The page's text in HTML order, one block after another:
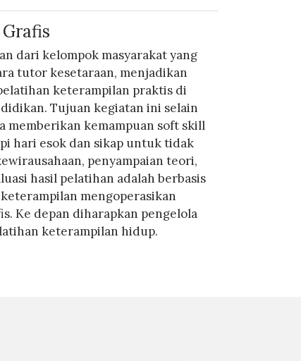
dari kelompok masyarakat yang
tutor kesetaraan, menjadikan
keterampilan praktis di
Tujuan kegiatan ini selain
memberikan kemampuan soft skill
hari esok dan sikap untuk tidak
penyampaian teori,
hasil pelatihan adalah berbasis
mengoperasikan
Ke depan diharapkan pengelola
keterampilan hidup.